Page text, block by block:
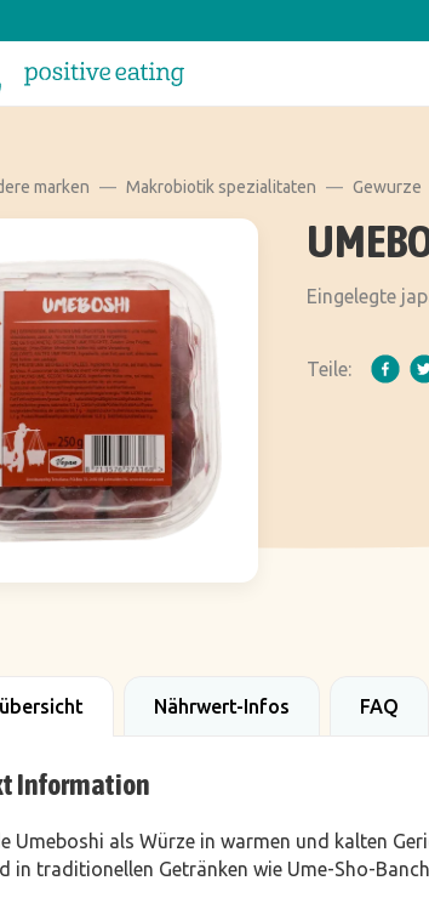
marken Makrobiotik spezialitaten Gewurze
Eingelegte
Teile:
Nährwert-Infos FAQ
Information
Umeboshi als Würze in warmen und kalten
in traditionellen Getränken wie Ume-Sho-